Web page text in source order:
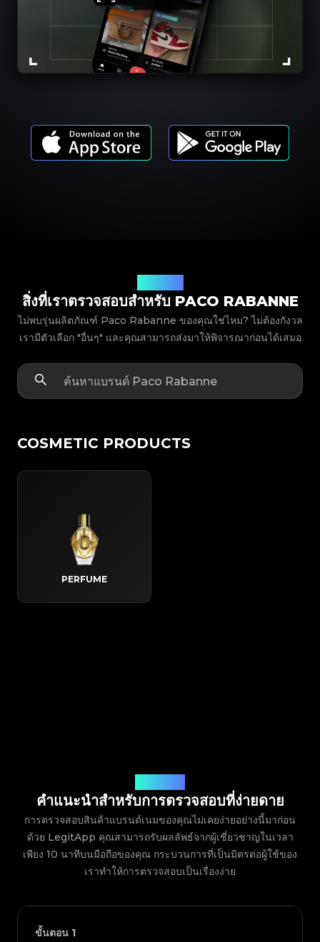
สิ่งที่เราตรวจสอบสำหรับ PACO RABANNE
ไม่พบรุ่นผลิตภัณฑ์ Paco Rabanne ของคุณใช่ไหม? ไม่ต้องกังวล
เรามีตัวเลือก "อื่นๆ" และคุณสามารถส่งมาให้พิจารณาก่อนได้เสมอ
COSMETIC PRODUCTS
PERFUME
คำแนะนำสำหรับการตรวจสอบที่ง่ายดาย
การตรวจสอบสินค้าแบรนด์เนมของคุณไม่เคยง่ายอย่างนี้มาก่อน
ด้วย LegitApp คุณสามารถรับผลลัพธ์จากผู้เชี่ยวชาญในเวลา
เพียง 10 นาทีบนมือถือของคุณ กระบวนการที่เป็นมิตรต่อผู้ใช้ของ
เราทำให้การตรวจสอบเป็นเรื่องง่าย
ขั้นตอน 1